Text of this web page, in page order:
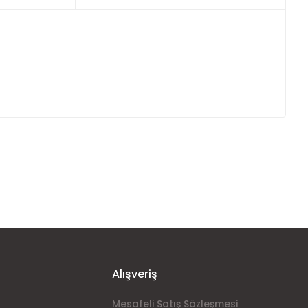
Alışveriş
Mesafeli Satış Sözleşmesi